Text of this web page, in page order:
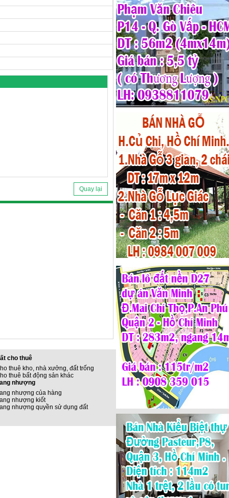
Quay lại
cho thuê
thuê kho, nhà xưởng, đất trống
thuê bất động sản khác
nhượng
nhượng của hàng
nhượng kiốt
nhượng quyền sử dụng đất